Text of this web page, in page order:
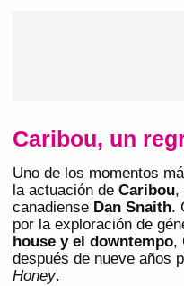
Caribou, un
Uno de los momentos
la actuación de Caribou,
canadiense Dan Snaith.
por la exploración de
house y el downtempo,
después de nueve años
Honey.